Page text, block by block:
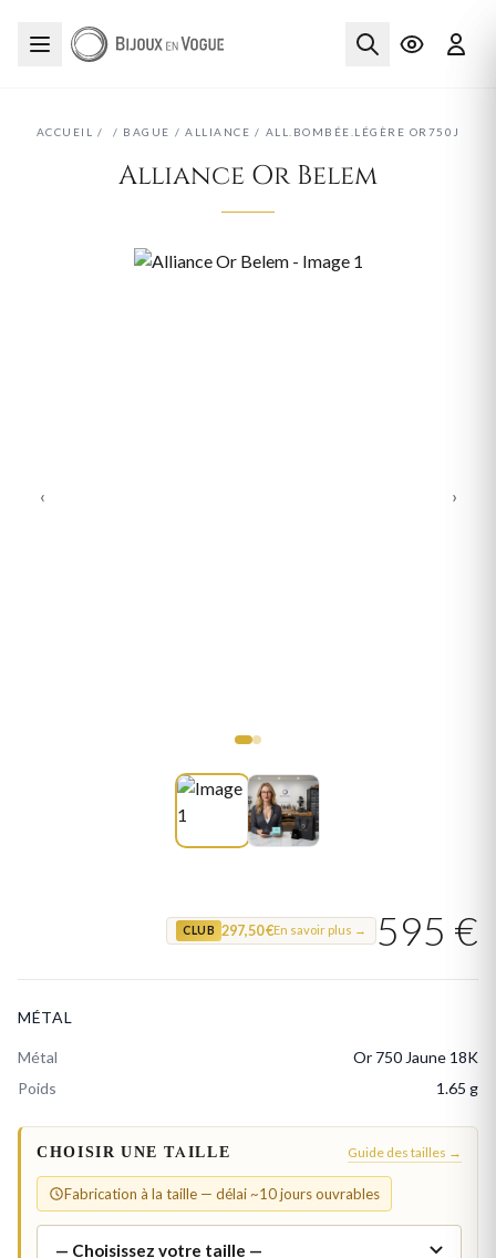
ACCUEIL / / BAGUE / ALLIANCE / ALL.BOMBÉE.LÉGÈRE OR750J
Alliance Or Belem
‹ ›
CLUB 297,50 €En savoir plus → 595 €
MÉTAL
Métal
Or 750 Jaune 18K
Poids
1.65 g
CHOISIR UNE TAILLE Guide des tailles →
Fabrication à la taille — délai ~10 jours ouvrables